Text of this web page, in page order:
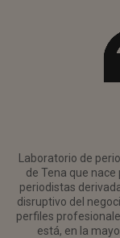
Laboratorio de
de Tena que
periodistas
disruptivo del
perfiles
está, en la